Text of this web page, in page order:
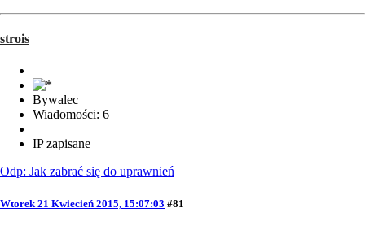
strois
Bywalec
Wiadomości: 6
IP zapisane
Odp: Jak zabrać się do uprawnień
Wtorek 21 Kwiecień 2015, 15:07:03 #81